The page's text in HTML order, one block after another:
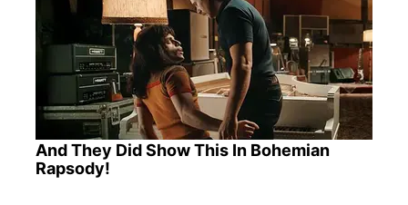
And They Did Show This In Bohemian
Rapsody!